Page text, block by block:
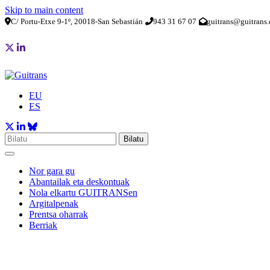
Skip to main content
C/ Portu-Etxe 9-1º, 20018-San Sebastián 943 31 67 07
EU
ES
Bilatu
Nor gara gu
Abantailak eta deskontuak
Nola elkartu GUITRANSen
Argitalpenak
Prentsa oharrak
Berriak